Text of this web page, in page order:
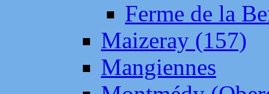
Ferme de la
Maizeray (157)
Mangiennes